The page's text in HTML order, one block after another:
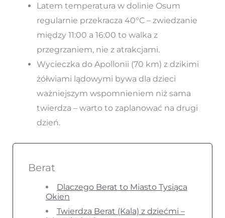
Latem temperatura w dolinie Osum
regularnie przekracza 40°C – zwiedzanie
między 11:00 a 16:00 to walka z
przegrzaniem, nie z atrakcjami.
Wycieczka do Apollonii (70 km) z dzikimi
żółwiami lądowymi bywa dla dzieci
ważniejszym wspomnieniem niż sama
twierdza – warto to zaplanować na drugi
dzień.
Berat
Dlaczego Berat to Miasto Tysiąca
Okien
Twierdza Berat (Kala) z dziećmi –